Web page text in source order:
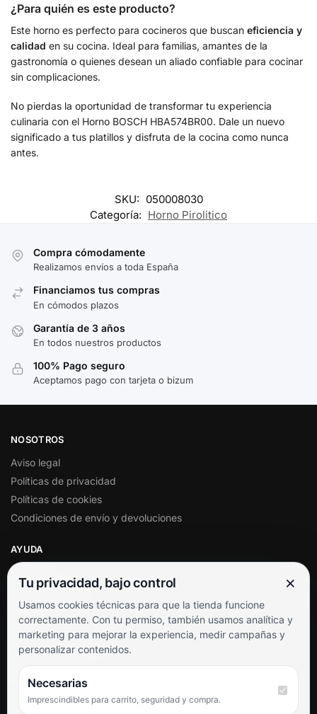
¿Para quién es este producto?
Este horno es perfecto para cocineros que buscan eficiencia y
calidad en su cocina. Ideal para familias, amantes de la
gastronomía o quienes desean un aliado confiable para cocinar
sin complicaciones.
No pierdas la oportunidad de transformar tu experiencia
culinaria con el Horno BOSCH HBA574BR00. Dale un nuevo
significado a tus platillos y disfruta de la cocina como nunca
antes.
SKU: 050008030
Categoría: Horno Pirolitico
Compra cómodamente
Realizamos envíos a toda España
Financiamos tus compras
En cómodos plazos
Garantía de 3 años
En todos nuestros productos
100% Pago seguro
Aceptamos pago con tarjeta o bizum
NOSOTROS
Aviso legal
Políticas de privacidad
Políticas de cookies
Condiciones de envío y devoluciones
AYUDA
Soporte al cliente
Contacto
Términos y condiciones
Preguntas frecuentes
SÍGUENOS
Facebook
Tu privacidad, bajo control ×
Usamos cookies técnicas para que la tienda funcione
correctamente. Con tu permiso, también usamos analítica y
marketing para mejorar la experiencia, medir campañas y
personalizar contenidos.
Necesarias
Imprescindibles para carrito, seguridad y compra.